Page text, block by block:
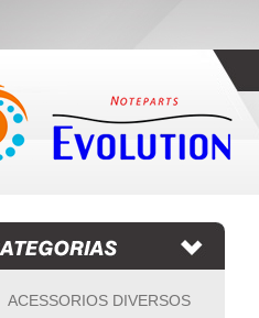
ACESSORIOS DIVERSOS